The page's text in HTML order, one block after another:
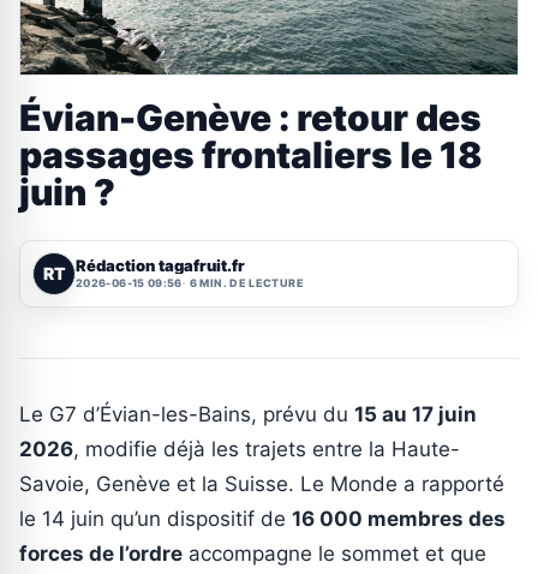
Évian-Genève : retour des
passages frontaliers le 18
juin ?
RT Rédaction tagafruit.fr
2026-06-15 09:56 6 MIN. DE LECTURE
Le G7 d’Évian-les-Bains, prévu du 15 au 17 juin
2026, modifie déjà les trajets entre la Haute-
Savoie, Genève et la Suisse. Le Monde a rapporté
le 14 juin qu’un dispositif de 16 000 membres des
forces de l’ordre accompagne le sommet et que